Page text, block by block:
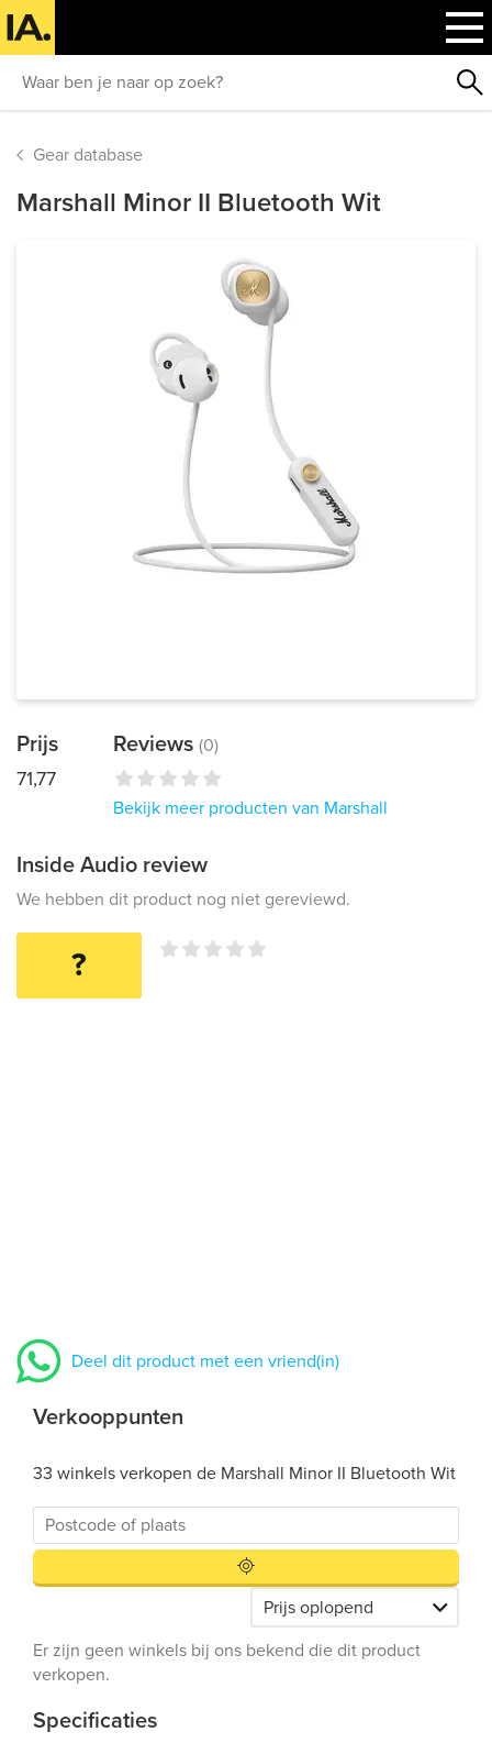
Gear database
Marshall Minor II Bluetooth Wit
Prijs
71,77
Reviews (0)
Bekijk meer producten van Marshall
Inside Audio review
We hebben dit product nog niet gereviewd.
?
Deel dit product met een vriend(in)
Verkooppunten
33 winkels verkopen de Marshall Minor II Bluetooth Wit
Er zijn geen winkels bij ons bekend die dit product
verkopen.
Specificaties